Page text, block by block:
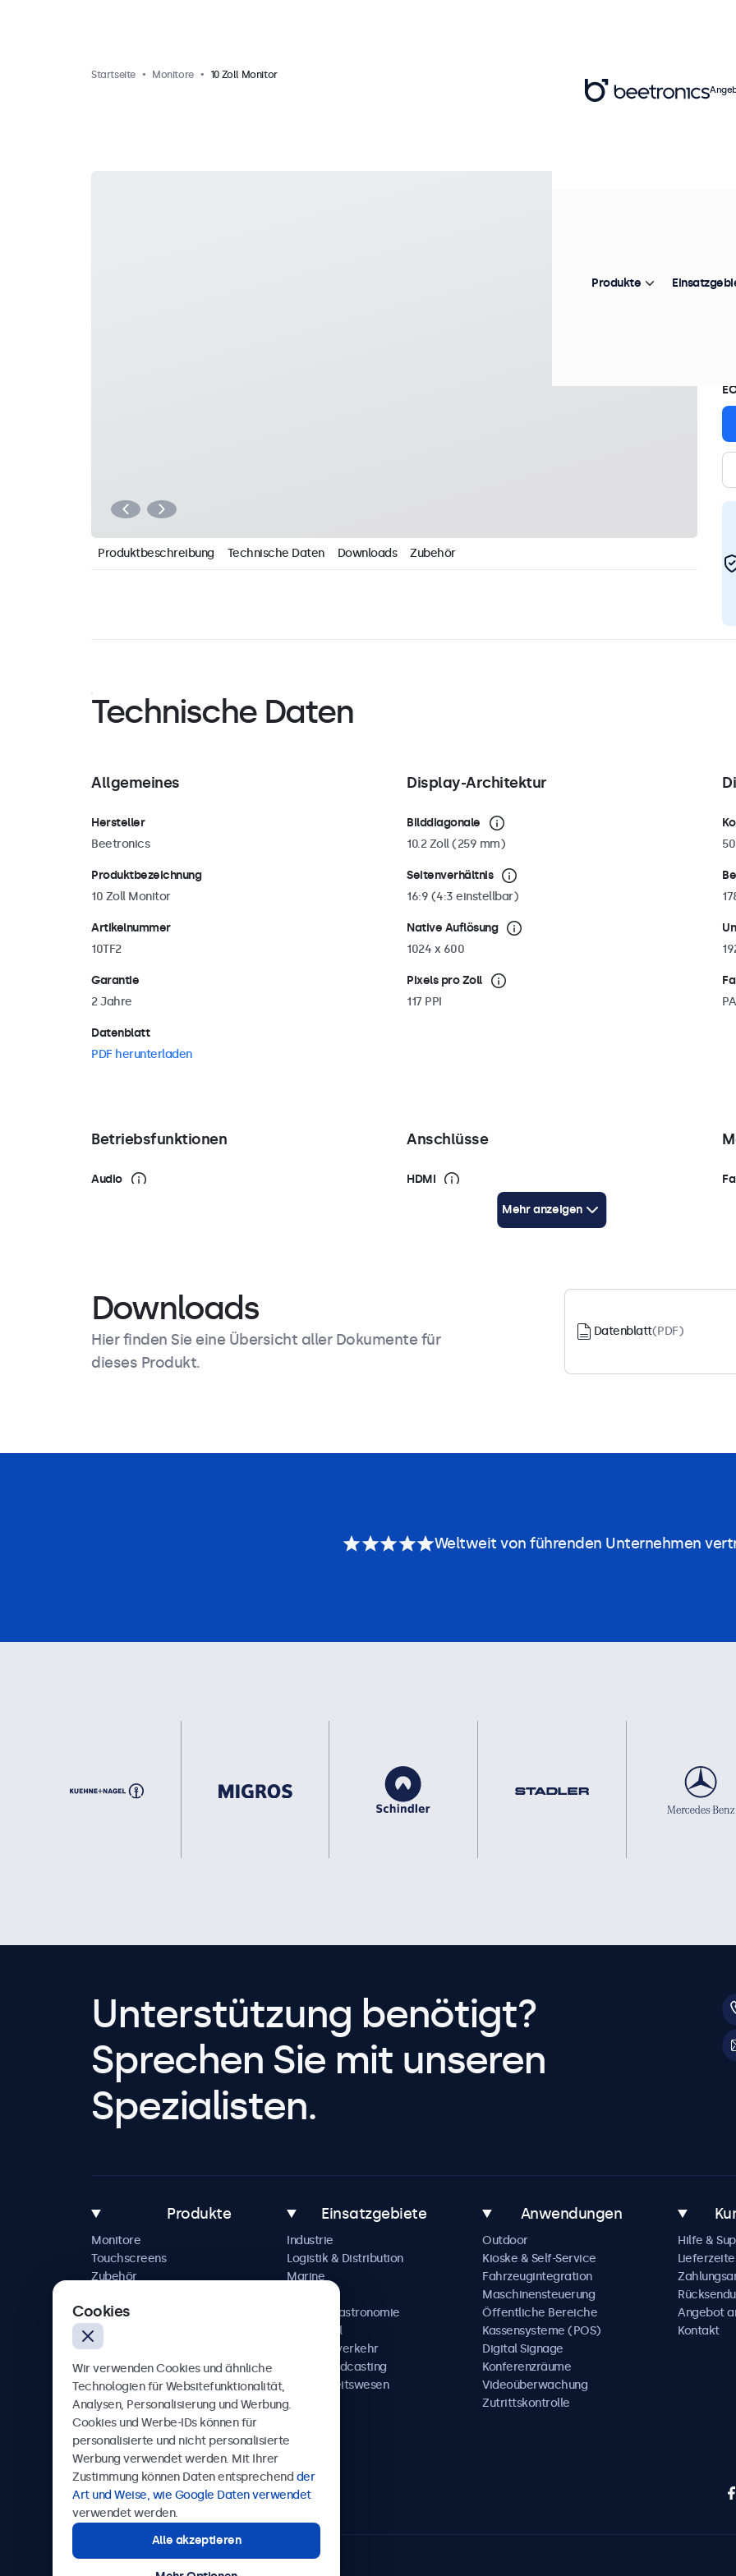
Startseite Monitore 10 Zoll Monitor
Produktbeschreibung Technische Daten Downloads Zubehör
Technische Daten
Allgemeines
Hersteller
Beetronics
Produktbezeichnung
10 Zoll Monitor
Artikelnummer
10TF2
Garantie
2 Jahre
Datenblatt
PDF herunterladen
Display-Architektur
Bilddiagonale
10.2 Zoll (259 mm)
Seitenverhältnis
16:9 (4:3 einstellbar)
Native Auflösung
1024 x 600
Pixels pro Zoll
117 PPI
Betriebsfunktionen
Audio
Automatisch einschalten bei Strom / Signal.
Anschlüsse
HDMI
VESA 75x75mm
Mehr anzeigen
Downloads
Hier finden Sie eine Übersicht aller Dokumente für
dieses Produkt.
Datenblatt(PDF)
Produkte
Weltweit von führenden Unternehmen
Unterstützung benötigt?
Sprechen Sie mit unseren
Spezialisten.
Produkte
Monitore
Touchscreens
Zubehör
Einsatzgebiete
Industrie
Logistik & Distribution
Marine
Hotel & Gastronomie
Automobil
Schienenverkehr
AV & Broadcasting
Gesundheitswesen
Anwendungen
Outdoor
Kioske & Self-Service
Fahrzeugintegration
Maschinensteuerung
Öffentliche Bereiche
Kassensysteme (POS)
Digital Signage
Konferenzräume
Videoüberwachung
Zutrittskontrolle
Hilfe &
Angebot
Kontakt
Beetronics
Badenerstrasse 549, 8048 Zürich, Schweiz
Cookies
Wir verwenden Cookies und ähnliche
Technologien für Websitefunktionalität,
Analysen, Personalisierung und Werbung.
Cookies und Werbe-IDs können für
personalisierte und nicht personalisierte
Werbung verwendet werden. Mit Ihrer
Zustimmung können Daten entsprechend der
Art und Weise, wie Google Daten verwendet
verwendet werden.
Alle akzeptieren